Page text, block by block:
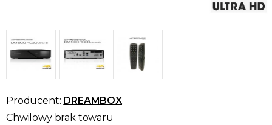
Producent: DREAMBOX
Chwilowy brak towaru